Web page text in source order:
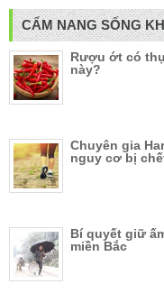
CẨM NANG SỐNG
Rượu ớt có
này?
Chuyên gia
nguy cơ bị
Bí quyết giữ
miền Bắc